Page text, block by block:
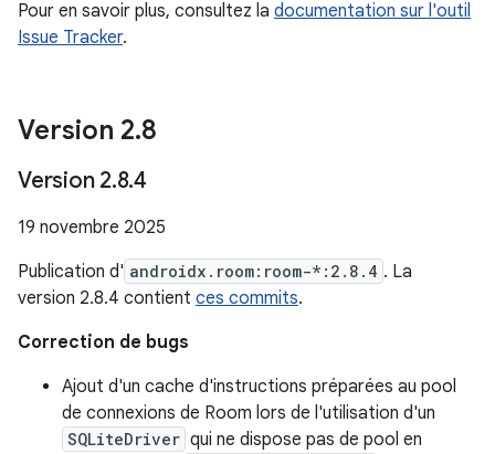
Pour en savoir plus, consultez la documentation sur l'outil
Issue Tracker.
Version 2.8
Version 2.8.4
19 novembre 2025
Publication d' androidx.room:room-*:2.8.4 . La
version 2.8.4 contient ces commits.
Correction de bugs
Ajout d'un cache d'instructions préparées au pool
de connexions de Room lors de l'utilisation d'un
SQLiteDriver qui ne dispose pas de pool en